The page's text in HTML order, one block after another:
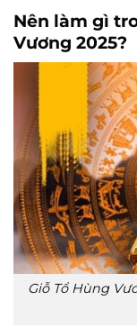
Nên làm gì
Vương 2025?
Giỗ Tổ Hùng